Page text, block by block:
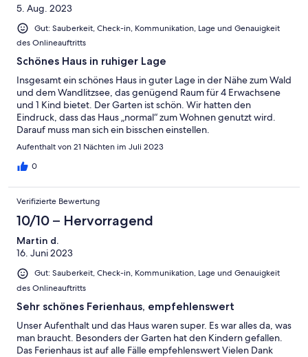
5. Aug. 2023
Gut: Sauberkeit, Check-in, Kommunikation, Lage und Genauigkeit
des Onlineauftritts
Schönes Haus in ruhiger Lage
Insgesamt ein schönes Haus in guter Lage in der Nähe zum Wald
und dem Wandlitzsee, das genügend Raum für 4 Erwachsene
und 1 Kind bietet. Der Garten ist schön. Wir hatten den
Eindruck, dass das Haus „normal“ zum Wohnen genutzt wird.
Darauf muss man sich ein bisschen einstellen.
Aufenthalt von 21 Nächten im Juli 2023
0
Verifizierte Bewertung
10/10 – Hervorragend
Martin d.
16. Juni 2023
Gut: Sauberkeit, Check-in, Kommunikation, Lage und Genauigkeit
des Onlineauftritts
Sehr schönes Ferienhaus, empfehlenswert
Unser Aufenthalt und das Haus waren super. Es war alles da, was
man braucht. Besonders der Garten hat den Kindern gefallen.
Das Ferienhaus ist auf alle Fälle empfehlenswert Vielen Dank